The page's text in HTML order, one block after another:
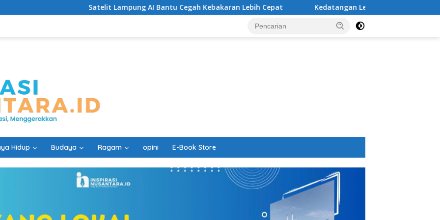
Satelit Lampung AI Bantu Cegah Kebakaran Lebih Cepat Kedatangan Legiun Asing Baru PSM Makassar
Hidup Budaya Ragam opini E-Book Store